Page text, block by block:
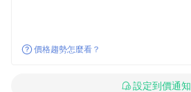
價格趨勢怎麼看？
設定到價通知